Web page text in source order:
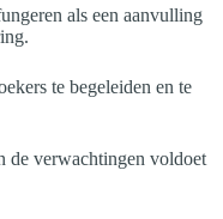
als een aanvulling
te begeleiden en te
de verwachtingen voldoet